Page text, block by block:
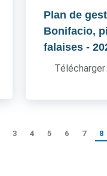
Plan de
Bonifacio,
falaises -
3 4 5 6 7 8